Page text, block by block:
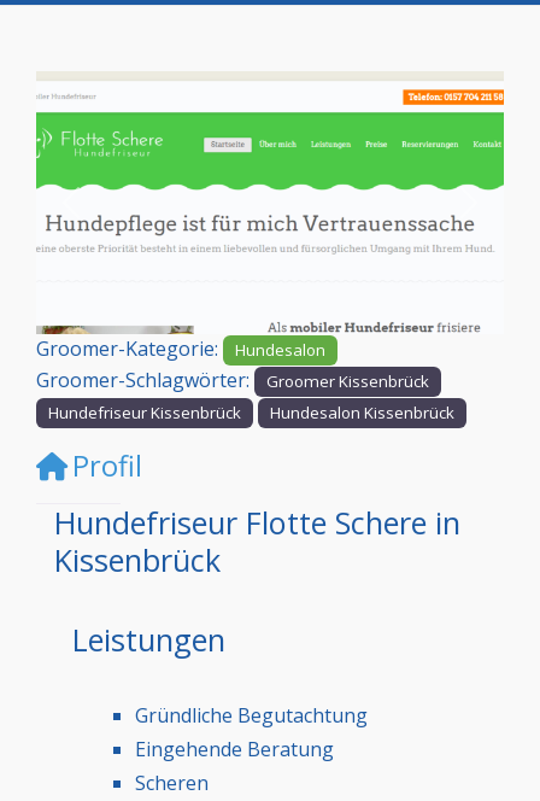
Vorheriges
Groomer-Kategorie: Hundesalon
Groomer-Schlagwörter:
Groomer Kissenbrück
Hundefriseur Kissenbrück
Hundesalon Kissenbrück
Profil
Hundefriseur Flotte Schere in
Kissenbrück
Leistungen
Gründliche Begutachtung
Eingehende Beratung
Scheren